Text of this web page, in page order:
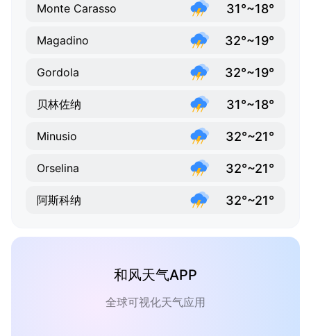
Monte Carasso 31°~18°
Magadino 32°~19°
Gordola 32°~19°
贝林佐纳 31°~18°
Minusio 32°~21°
Orselina 32°~21°
阿斯科纳 32°~21°
和风天气APP
全球可视化天气应用